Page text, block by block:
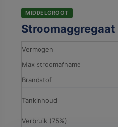
MIDDELGROOT
Stroomaggregaat
Vermogen
Max stroomafname
Brandstof
Tankinhoud
Verbruik (75%)